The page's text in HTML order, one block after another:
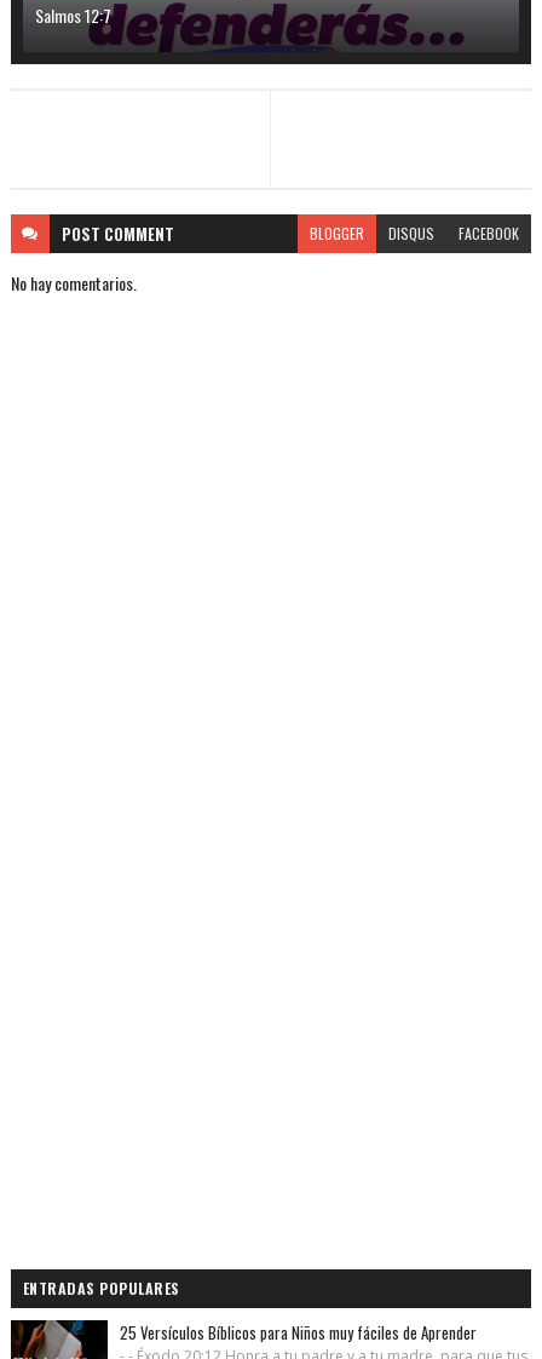
Salmos 12:7
POST COMMENT BLOGGER DISQUS FACEBOOK
No hay comentarios.
ENTRADAS POPULARES
25 Versículos Bíblicos para Niños muy fáciles de Aprender